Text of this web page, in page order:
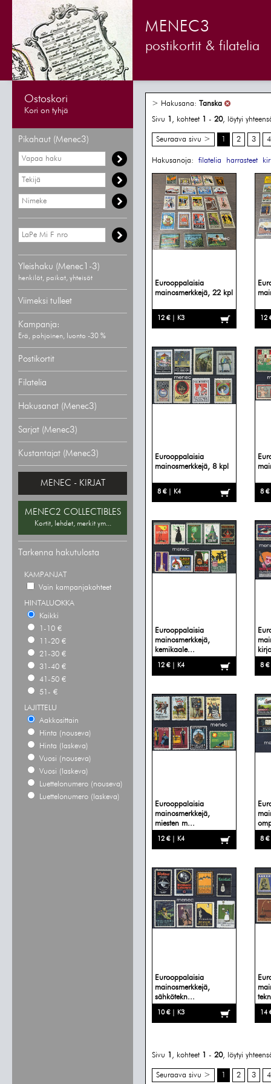
MENEC3
postikortit & filatelia
Ostoskori
Kori on tyhjä
Pikahaut (Menec3)
Yleishaku (Menec1-3)
henkilöt, paikat, yhteisöt
Viimeksi tulleet
Kampanja:
Erä, pohjoinen, luonto -30 %
Postikortit
Filatelia
Hakusanat (Menec3)
Sarjat (Menec3)
Kustantajat (Menec3)
MENEC - KIRJAT
MENEC2 COLLECTIBLES
Kortit, lehdet, merkit ym...
Tarkenna hakutulosta
KAMPANJAT
Vain kampanjakohteet
HINTALUOKKA
Kaikki
1-10 €
11-20 €
21-30 €
31-40 €
41-50 €
51- €
LAJITTELU
Aakkosittain
Hinta (nouseva)
Hinta (laskeva)
Vuosi (nouseva)
Vuosi (laskeva)
Luettelonumero (nouseva)
Luettelonumero (laskeva)
> Hakusana: Tanska
Sivu 1 , kohteet 1 - 20, löytyi
Seuraava sivu > 1 2 3 4
Hakusanoja: filatelia harrasteet
Eurooppalaisia
mainosmerkkejä, 22 kpl
12 € | K3 12
Eurooppalaisia
mainosmerkkejä, 8 kpl
8 € | K4 8 €
Eurooppalaisia
mainosmerkkejä,
kemikaale...
12 € | K4 8 €
Eurooppalaisia
mainosmerkkejä,
miesten m...
12 € | K4 8 €
Eurooppalaisia
mainosmerkkejä,
sähkötekn...
10 € | K3 14
Sivu 1 , kohteet 1 - 20, löytyi
Seuraava sivu > 1 2 3 4